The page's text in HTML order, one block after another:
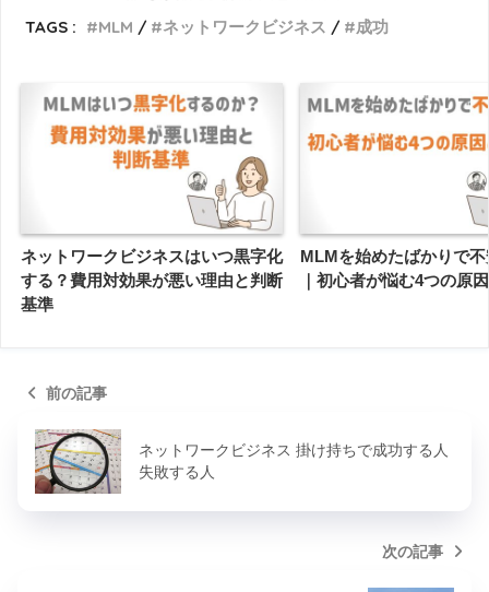
TAGS :
MLM ネットワークビジネス 成功
ネットワークビジネスはいつ黒字化
する？費用対効果が悪い理由と判断
基準
MLMを始めたばかりで
｜初心者が悩む4つの原
前の記事
ネットワークビジネス 掛け持ちで成功する人
失敗する人
次の記事